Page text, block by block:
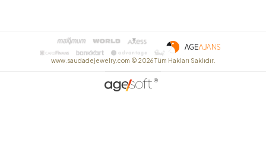
www.saudadejewelry.com © 2026Tüm Hakları Saklıdır.